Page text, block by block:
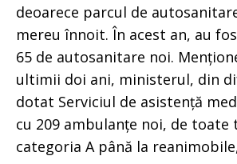
deoarece parcul de
mereu înnoit. În acest an, au
65 de autosanitare noi.
ultimii doi ani, ministerul, din
dotat Serviciul de asistență
cu 209 ambulanțe noi, de toate
categoria A până la